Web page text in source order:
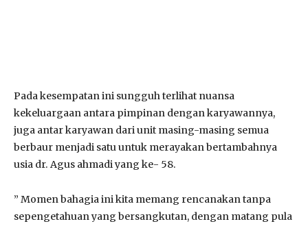
Pada kesempatan ini sungguh terlihat nuansa
kekeluargaan antara pimpinan dengan karyawannya,
juga antar karyawan dari unit masing-masing semua
berbaur menjadi satu untuk merayakan bertambahnya
usia dr. Agus ahmadi yang ke- 58.
” Momen bahagia ini kita memang rencanakan tanpa
sepengetahuan yang bersangkutan, dengan matang pula